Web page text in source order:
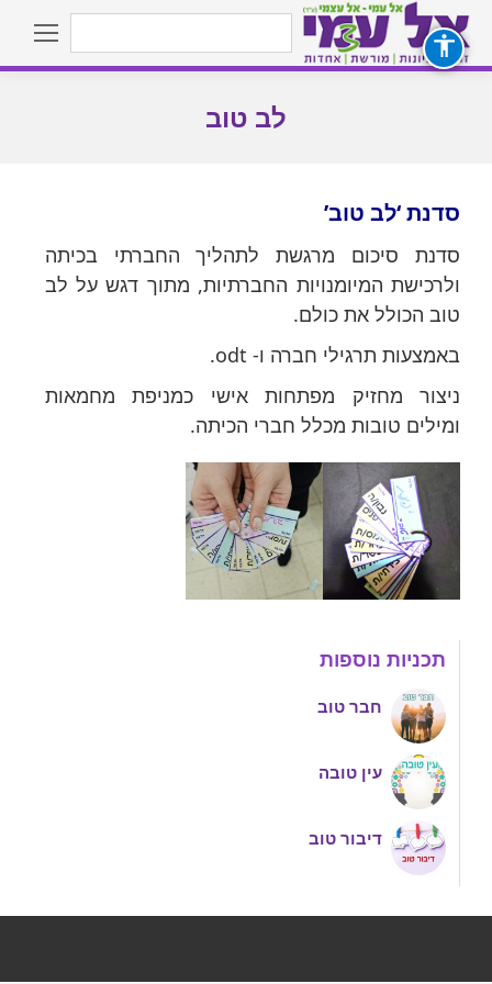
You are here:לב טוב
סדנת ‘לב טוב’
סדנת סיכום מרגשת לתהליך החברתי בכיתה
ולרכישת המיומנויות החברתיות, מתוך דגש על לב
טוב הכולל את כולם.
באמצעות תרגילי חברה ו- odt.
ניצור מחזיק מפתחות אישי כמניפת מחמאות
ומילים טובות מכלל חברי הכיתה.
תכניות נוספות
חבר טוב
עין טובה
דיבור טוב